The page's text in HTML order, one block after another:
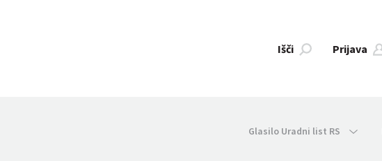
Išči Prijava
Glasilo Uradni list RS